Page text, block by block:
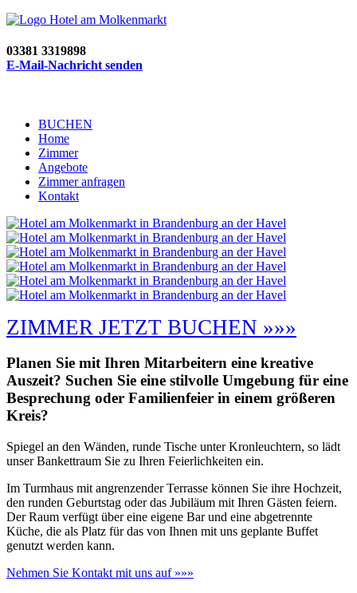
03381 3319898
E-Mail-Nachricht senden
BUCHEN
Home
Zimmer
Angebote
Zimmer anfragen
Kontakt
ZIMMER JETZT BUCHEN »»»
Planen Sie mit Ihren Mitarbeitern eine kreative
Auszeit? Suchen Sie eine stilvolle Umgebung für eine
Besprechung oder Familienfeier in einem größeren
Kreis?
Spiegel an den Wänden, runde Tische unter Kronleuchtern, so lädt
unser Bankettraum Sie zu Ihren Feierlichkeiten ein.
Im Turmhaus mit angrenzender Terrasse können Sie ihre Hochzeit,
den runden Geburtstag oder das Jubiläum mit Ihren Gästen feiern.
Der Raum verfügt über eine eigene Bar und eine abgetrennte
Küche, die als Platz für das von Ihnen mit uns geplante Buffet
genutzt werden kann.
Nehmen Sie Kontakt mit uns auf »»»